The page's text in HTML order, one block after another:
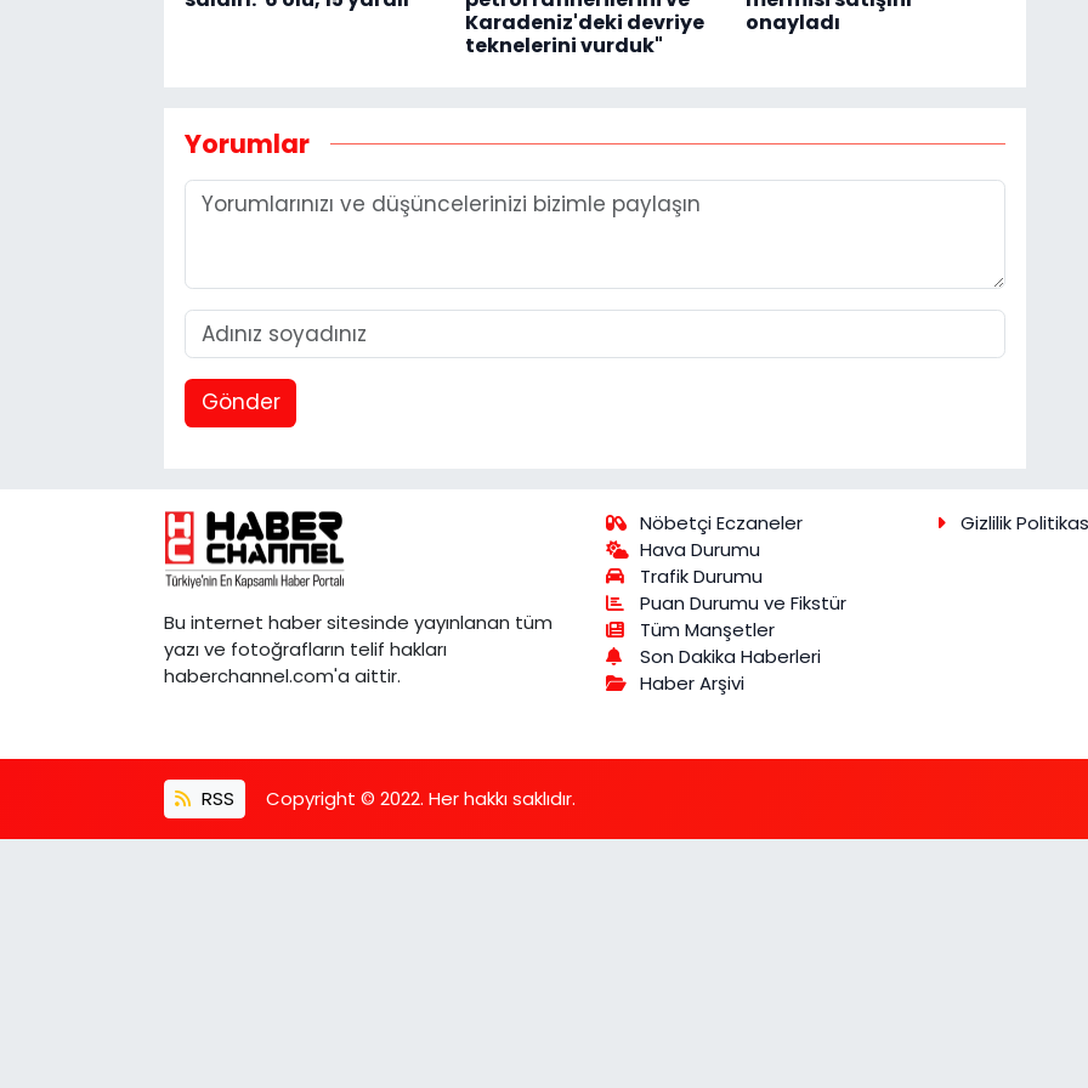
Karadeniz'deki devriye
teknelerini vurduk"
onayladı
Yorumlar
Gönder
Bu internet haber sitesinde yayınlanan tüm
yazı ve fotoğrafların telif hakları
haberchannel.com'a aittir.
Nöbetçi Eczaneler
Hava Durumu
Trafik Durumu
Puan Durumu ve Fikstür
Tüm Manşetler
Son Dakika Haberleri
Haber Arşivi
Gizlilik
RSS Copyright © 2022. Her hakkı saklıdır.